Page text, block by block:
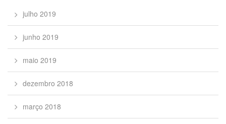
julho 2019
junho 2019
maio 2019
dezembro 2018
março 2018